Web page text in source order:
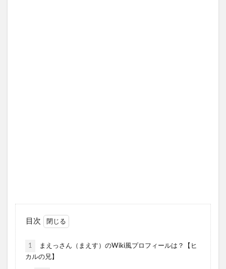
目次
1
まえっさん（まえす）のWiki風プロフィールは？【ヒ
カルの兄】